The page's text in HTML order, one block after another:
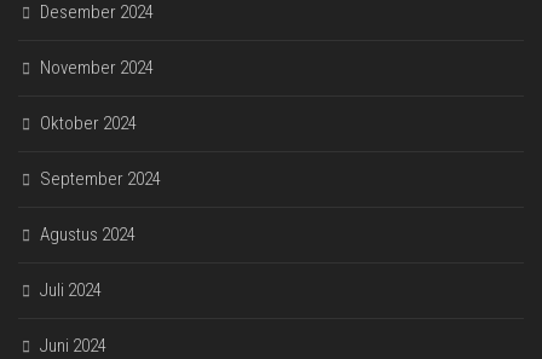
Desember 2024
November 2024
Oktober 2024
September 2024
Agustus 2024
Juli 2024
Juni 2024